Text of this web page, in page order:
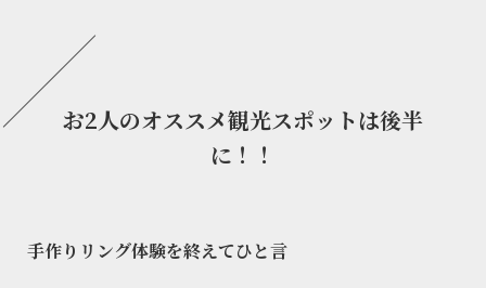
お2人のオススメ観光スポットは後半
に！！
手作りリング体験を終えてひと言